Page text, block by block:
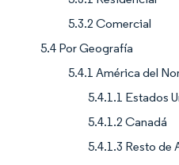
5.3.2 Comercial
5.4 Por Geografía
5.4.1 América del
5.4.1.1 Estados
5.4.1.2 Canadá
5.4.1.3 Resto de